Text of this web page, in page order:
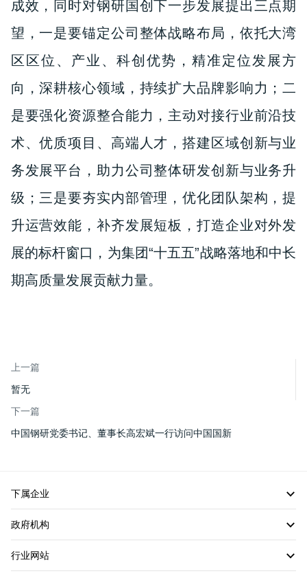
成效，同时对钢研国创下一步发展提出三点期
望，一是要锚定公司整体战略布局，依托大湾
区区位、产业、科创优势，精准定位发展方
向，深耕核心领域，持续扩大品牌影响力；二
是要强化资源整合能力，主动对接行业前沿技
术、优质项目、高端人才，搭建区域创新与业
务发展平台，助力公司整体研发创新与业务升
级；三是要夯实内部管理，优化团队架构，提
升运营效能，补齐发展短板，打造企业对外发
展的标杆窗口，为集团“十五五”战略落地和中长
期高质量发展贡献力量。
上一篇
暂无
下一篇
中国钢研党委书记、董事长高宏斌一行访问中国国新
下属企业
政府机构
行业网站